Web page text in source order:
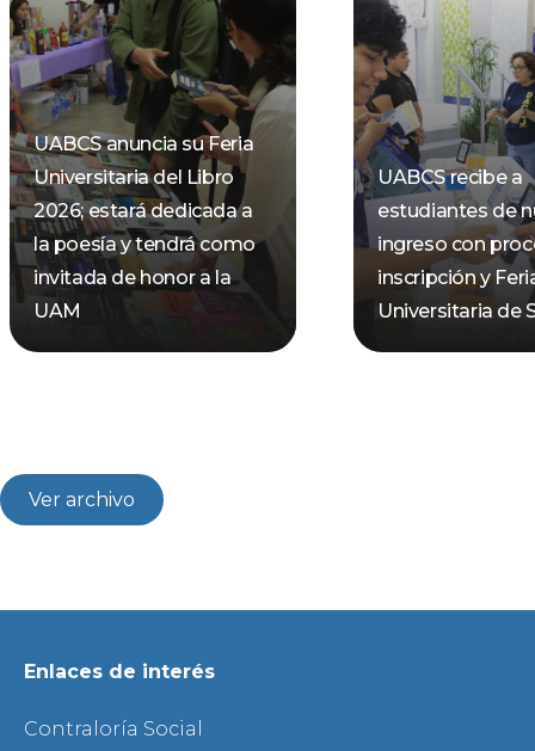
UABCS anuncia su Feria
Universitaria del Libro
2026; estará dedicada a
la poesía y tendrá como
invitada de honor a la
UAM
UABCS recibe a
estudiantes de
ingreso con
inscripción y
Universitaria de
Ver archivo
Enlaces de interés
Contraloría Social